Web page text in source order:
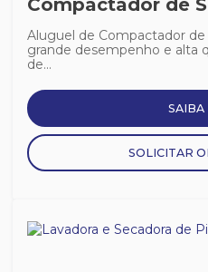
Compactador de
Aluguel de Compactador
grande desempenho e alta
de...
SAIBA
SOLICITAR